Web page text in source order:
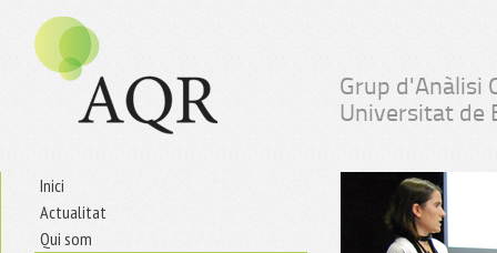
Grup d'Anàlisi
Universitat de
Inici
Actualitat
Qui som